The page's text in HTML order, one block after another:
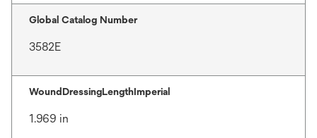
Global Catalog Number
3582E
WoundDressingLengthImperial
1.969 in